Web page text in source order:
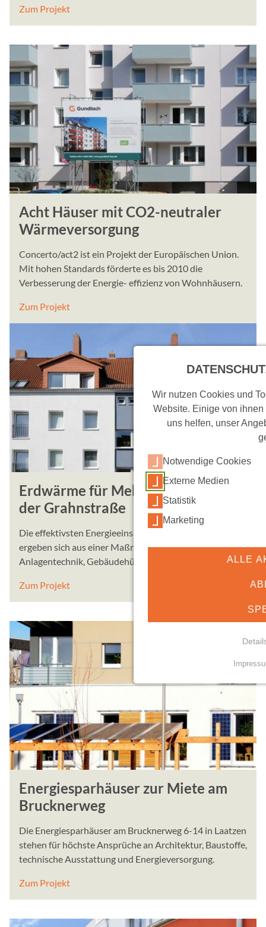
Zum Projekt
Erdwärme für Mehrfamilienhaus in
der Grahnstraße
Die effektivsten Energieeinsparungen bei Gebäuden
ergeben sich aus einer Maßnahmenkombination von
Anlagentechnik, Gebäudehülle und Energieträger.
Zum Projekt
Energiesparhäuser zur Miete am
Brucknerweg
Die Energiesparhäuser am Brucknerweg 6-14 in Laatzen
stehen für höchste Ansprüche an Architektur, Baustoffe,
technische Ausstattung und Energieversorgung.
Zum Projekt
Acht Häuser mit CO2-neutraler
Wärmeversorgung
Concerto/act2 ist ein Projekt der Europäischen Union.
Mit hohen Standards förderte es bis 2010 die
Verbesserung der Energie- effizienz von Wohnhäusern.
Zum Projekt
Wir nutzen Cookies und
Website. Einige von
uns helfen, unser
Notwendige Cookies
Externe Medien
Statistik
Marketing
ALLE
Essenzielle Cookies
Funktionen und sind für
Nutzung der Website
mindshape Cookie
cookie_consent
Zweck:
Speichert die